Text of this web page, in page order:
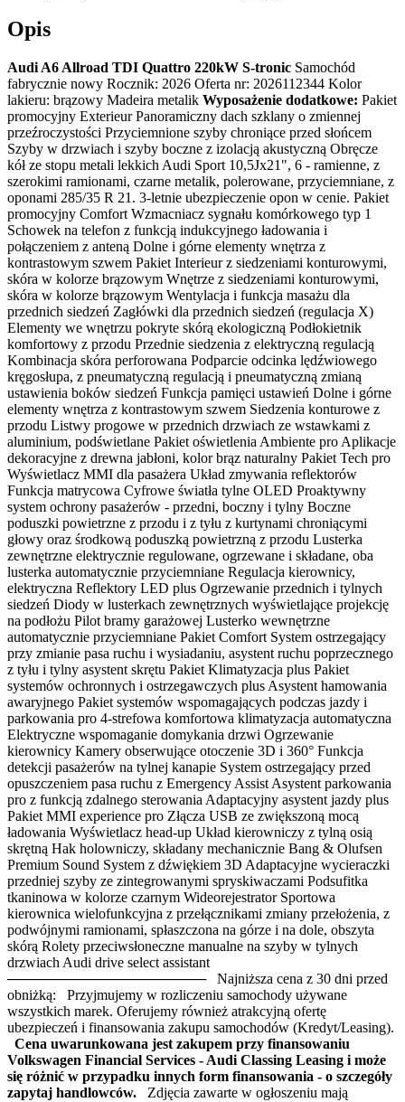
Opis
Audi A6 Allroad TDI Quattro 220kW S-tronic Samochód
fabrycznie nowy Rocznik: 2026 Oferta nr: 2026112344 Kolor
lakieru: brązowy Madeira metalik Wyposażenie dodatkowe: Pakiet
promocyjny Exterieur Panoramiczny dach szklany o zmiennej
przeźroczystości Przyciemnione szyby chroniące przed słońcem
Szyby w drzwiach i szyby boczne z izolacją akustyczną Obręcze
kół ze stopu metali lekkich Audi Sport 10,5Jx21", 6 - ramienne, z
szerokimi ramionami, czarne metalik, polerowane, przyciemniane, z
oponami 285/35 R 21. 3-letnie ubezpieczenie opon w cenie. Pakiet
promocyjny Comfort Wzmacniacz sygnału komórkowego typ 1
Schowek na telefon z funkcją indukcyjnego ładowania i
połączeniem z anteną Dolne i górne elementy wnętrza z
kontrastowym szwem Pakiet Interieur z siedzeniami konturowymi,
skóra w kolorze brązowym Wnętrze z siedzeniami konturowymi,
skóra w kolorze brązowym Wentylacja i funkcja masażu dla
przednich siedzeń Zagłówki dla przednich siedzeń (regulacja X)
Elementy we wnętrzu pokryte skórą ekologiczną Podłokietnik
komfortowy z przodu Przednie siedzenia z elektryczną regulacją
Kombinacja skóra perforowana Podparcie odcinka lędźwiowego
kręgosłupa, z pneumatyczną regulacją i pneumatyczną zmianą
ustawienia boków siedzeń Funkcja pamięci ustawień Dolne i górne
elementy wnętrza z kontrastowym szwem Siedzenia konturowe z
przodu Listwy progowe w przednich drzwiach ze wstawkami z
aluminium, podświetlane Pakiet oświetlenia Ambiente pro Aplikacje
dekoracyjne z drewna jabłoni, kolor brąz naturalny Pakiet Tech pro
Wyświetlacz MMI dla pasażera Układ zmywania reflektorów
Funkcja matrycowa Cyfrowe światła tylne OLED Proaktywny
system ochrony pasażerów - przedni, boczny i tylny Boczne
poduszki powietrzne z przodu i z tyłu z kurtynami chroniącymi
głowy oraz środkową poduszką powietrzną z przodu Lusterka
zewnętrzne elektrycznie regulowane, ogrzewane i składane, oba
lusterka automatycznie przyciemniane Regulacja kierownicy,
elektryczna Reflektory LED plus Ogrzewanie przednich i tylnych
siedzeń Diody w lusterkach zewnętrznych wyświetlające projekcję
na podłożu Pilot bramy garażowej Lusterko wewnętrzne
automatycznie przyciemniane Pakiet Comfort System ostrzegający
przy zmianie pasa ruchu i wysiadaniu, asystent ruchu poprzecznego
z tyłu i tylny asystent skrętu Pakiet Klimatyzacja plus Pakiet
systemów ochronnych i ostrzegawczych plus Asystent hamowania
awaryjnego Pakiet systemów wspomagających podczas jazdy i
parkowania pro 4-strefowa komfortowa klimatyzacja automatyczna
Elektryczne wspomaganie domykania drzwi Ogrzewanie
kierownicy Kamery obserwujące otoczenie 3D i 360° Funkcja
detekcji pasażerów na tylnej kanapie System ostrzegający przed
opuszczeniem pasa ruchu z Emergency Assist Asystent parkowania
pro z funkcją zdalnego sterowania Adaptacyjny asystent jazdy plus
Pakiet MMI experience pro Złącza USB ze zwiększoną mocą
ładowania Wyświetlacz head-up Układ kierowniczy z tylną osią
skrętną Hak holowniczy, składany mechanicznie Bang & Olufsen
Premium Sound System z dźwiękiem 3D Adaptacyjne wycieraczki
przedniej szyby ze zintegrowanymi spryskiwaczami Podsufitka
tkaninowa w kolorze czarnym Wideorejestrator Sportowa
kierownica wielofunkcyjna z przełącznikami zmiany przełożenia, z
podwójnymi ramionami, spłaszczona na górze i na dole, obszyta
skórą Rolety przeciwsłoneczne manualne na szyby w tylnych
drzwiach Audi drive select assistant
──────────────────── Najniższa cena z 30 dni przed
obniżką: Przyjmujemy w rozliczeniu samochody używane
wszystkich marek. Oferujemy również atrakcyjną ofertę
ubezpieczeń i finansowania zakupu samochodów (Kredyt/Leasing).
Cena uwarunkowana jest zakupem przy finansowaniu
Volkswagen Financial Services - Audi Classing Leasing i może
się różnić w przypadku innych form finansowania - o szczegóły
zapytaj handlowców. Zdjęcia zawarte w ogłoszeniu mają